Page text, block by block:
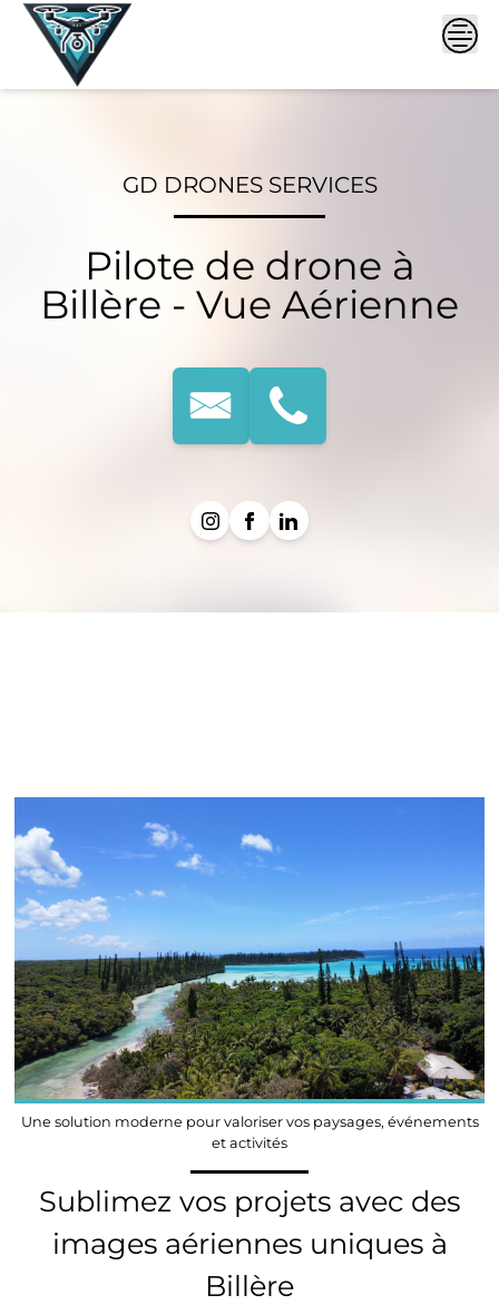
Skip
GD DRONES SERVICES
Pilote de drone à
Billère - Vue Aérienne
Une solution moderne pour valoriser vos paysages, événements
et activités
Sublimez vos projets avec des
images aériennes uniques à
Billère